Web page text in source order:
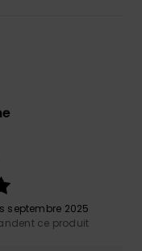
septembre 2025
ce produit